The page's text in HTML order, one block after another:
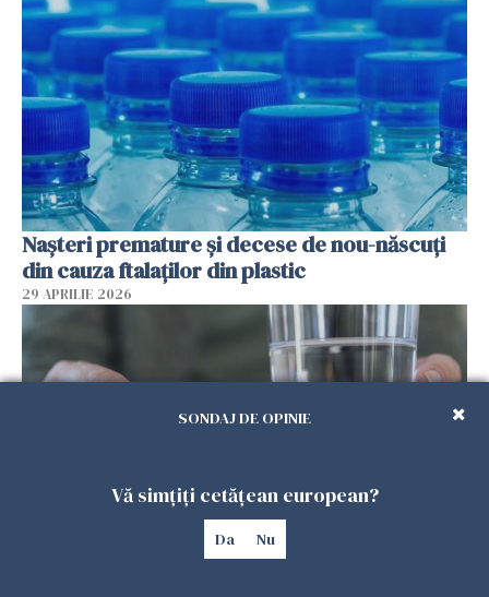
Nașteri premature și decese de nou-născuți
din cauza ftalaților din plastic
29 APRILIE 2026
Spania, verdict: homeopatia este ineficientă
SONDAJ DE OPINIE
Vă simțiți cetățean european?
Da Nu